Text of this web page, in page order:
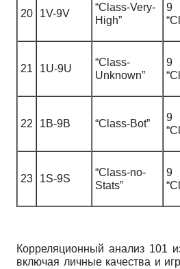
20 1V-9V
“Class-Very-
High”
21 1U-9U
“Class-
Unknown”
22 1B-9B “Class-Bot”
23 1S-9S
“Class-no-
Stats”
Корреляционный анализ 101
включая личные качества и